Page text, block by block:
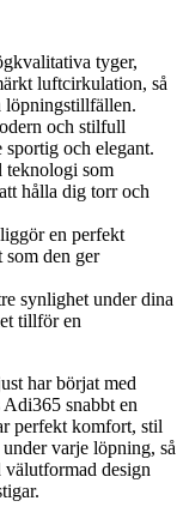
tyger,
luftcirkulation, så
löpningstillfällen.
och stilfull
och elegant.
teknologi som
hålla dig torr och
en perfekt
den ger
synlighet under dina
tillför en
har börjat med
snabbt en
perfekt komfort, stil
varje löpning, så
välutformad design